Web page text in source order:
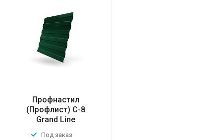
Профнастил
(Профлист) С-8
Grand Line
Под заказ